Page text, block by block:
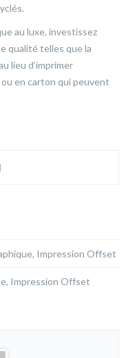
au luxe, investissez
qualité telles que la
lieu d’imprimer
en carton qui peuvent
Impression Offset
Impression Offset